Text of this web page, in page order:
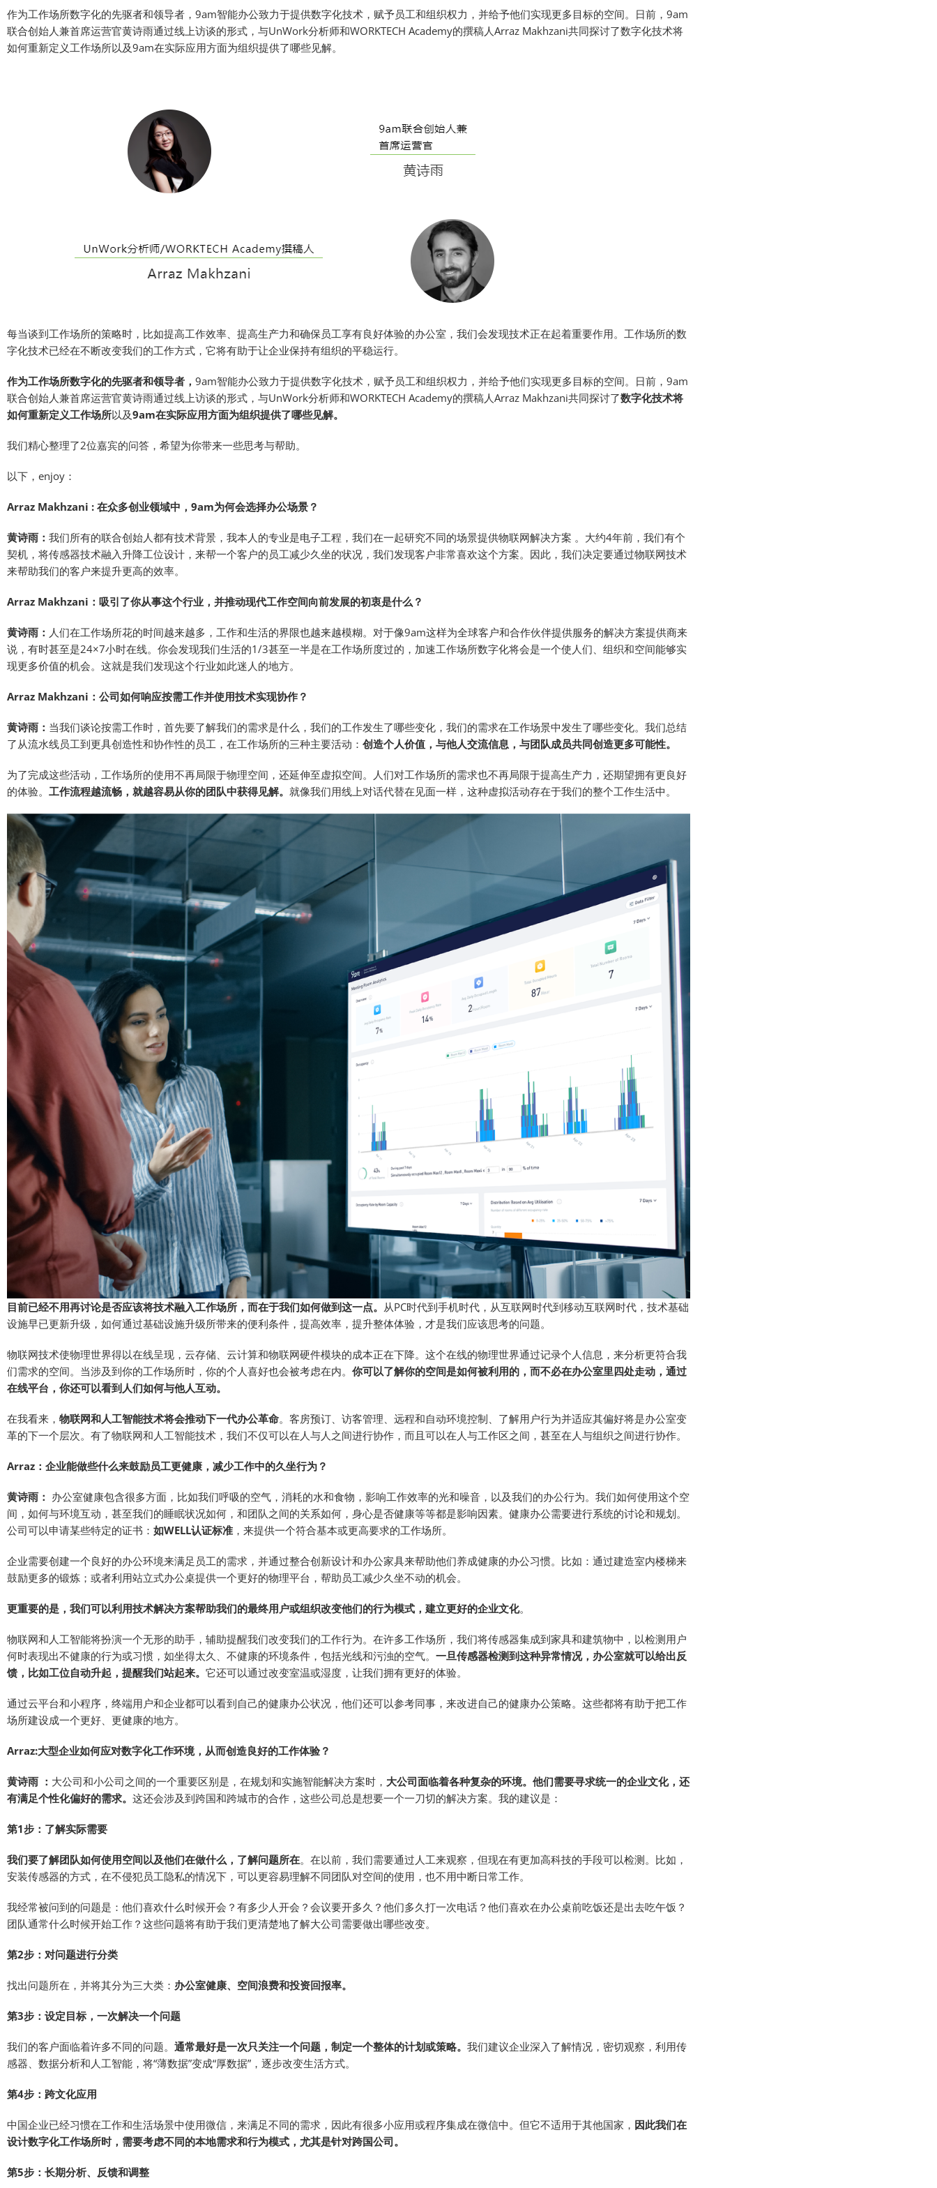
作为工作场所数字化的先驱者和领导者，9am智能办公致力于提供数字化技术，赋予员工和组织权力，并给予他们实现更多目标的空间。日前，9am
联合创始人兼首席运营官黄诗雨通过线上访谈的形式，与UnWork分析师和WORKTECH Academy的撰稿人Arraz Makhzani共同探讨了数字化技术将
如何重新定义工作场所以及9am在实际应用方面为组织提供了哪些见解。
每当谈到工作场所的策略时，比如提高工作效率、提高生产力和确保员工享有良好体验的办公室，我们会发现技术正在起着重要作用。工作场所的数
字化技术已经在不断改变我们的工作方式，它将有助于让企业保持有组织的平稳运行。
作为工作场所数字化的先驱者和领导者， 9am智能办公致力于提供数字化技术，赋予员工和组织权力，并给予他们实现更多目标的空间。日前，9am
联合创始人兼首席运营官黄诗雨通过线上访谈的形式，与UnWork分析师和WORKTECH Academy的撰稿人Arraz Makhzani共同探讨了数字化技术将
如何重新定义工作场所以及9am在实际应用方面为组织提供了哪些见解。
我们精心整理了2位嘉宾的问答，希望为你带来一些思考与帮助。
以下，enjoy：
Arraz Makhzani : 在众多创业领域中，9am为何会选择办公场景？
黄诗雨： 我们所有的联合创始人都有技术背景，我本人的专业是电子工程，我们在一起研究不同的场景提供物联网解决方案 。大约4年前，我们有个
契机，将传感器技术融入升降工位设计，来帮一个客户的员工减少久坐的状况，我们发现客户非常喜欢这个方案。因此，我们决定要通过物联网技术
来帮助我们的客户来提升更高的效率。
Arraz Makhzani：吸引了你从事这个行业，并推动现代工作空间向前发展的初衷是什么？
黄诗雨： 人们在工作场所花的时间越来越多，工作和生活的界限也越来越模糊。对于像9am这样为全球客户和合作伙伴提供服务的解决方案提供商来
说，有时甚至是24×7小时在线。你会发现我们生活的1/3甚至一半是在工作场所度过的，加速工作场所数字化将会是一个使人们、组织和空间能够实
现更多价值的机会。这就是我们发现这个行业如此迷人的地方。
Arraz Makhzani：公司如何响应按需工作并使用技术实现协作？
黄诗雨： 当我们谈论按需工作时，首先要了解我们的需求是什么，我们的工作发生了哪些变化，我们的需求在工作场景中发生了哪些变化。我们总结
了从流水线员工到更具创造性和协作性的员工，在工作场所的三种主要活动： 创造个人价值，与他人交流信息，与团队成员共同创造更多可能性。
为了完成这些活动，工作场所的使用不再局限于物理空间，还延伸至虚拟空间。人们对工作场所的需求也不再局限于提高生产力，还期望拥有更良好
的体验。 工作流程越流畅，就越容易从你的团队中获得见解。 就像我们用线上对话代替在见面一样，这种虚拟活动存在于我们的整个工作生活中。
目前已经不用再讨论是否应该将技术融入工作场所，而在于我们如何做到这一点。 从PC时代到手机时代，从互联网时代到移动互联网时代，技术基础
设施早已更新升级，如何通过基础设施升级所带来的便利条件，提高效率，提升整体体验，才是我们应该思考的问题。
物联网技术使物理世界得以在线呈现，云存储、云计算和物联网硬件模块的成本正在下降。这个在线的物理世界通过记录个人信息，来分析更符合我
们需求的空间。当涉及到你的工作场所时，你的个人喜好也会被考虑在内。 你可以了解你的空间是如何被利用的，而不必在办公室里四处走动，通过
在线平台，你还可以看到人们如何与他人互动。
在我看来， 物联网和人工智能技术将会推动下一代办公革命。客房预订、访客管理、远程和自动环境控制、了解用户行为并适应其偏好将是办公室变
革的下一个层次。有了物联网和人工智能技术，我们不仅可以在人与人之间进行协作，而且可以在人与工作区之间，甚至在人与组织之间进行协作。
Arraz：企业能做些什么来鼓励员工更健康，减少工作中的久坐行为？
黄诗雨： 办公室健康包含很多方面，比如我们呼吸的空气，消耗的水和食物，影响工作效率的光和噪音，以及我们的办公行为。我们如何使用这个空
间，如何与环境互动，甚至我们的睡眠状况如何，和团队之间的关系如何，身心是否健康等等都是影响因素。健康办公需要进行系统的讨论和规划。
公司可以申请某些特定的证书： 如WELL认证标准 ，来提供一个符合基本或更高要求的工作场所。
企业需要创建一个良好的办公环境来满足员工的需求，并通过整合创新设计和办公家具来帮助他们养成健康的办公习惯。比如：通过建造室内楼梯来
鼓励更多的锻炼；或者利用站立式办公桌提供一个更好的物理平台，帮助员工减少久坐不动的机会。
更重要的是，我们可以利用技术解决方案帮助我们的最终用户或组织改变他们的行为模式，建立更好的企业文化。
物联网和人工智能将扮演一个无形的助手，辅助提醒我们改变我们的工作行为。在许多工作场所，我们将传感器集成到家具和建筑物中，以检测用户
何时表现出不健康的行为或习惯，如坐得太久、不健康的环境条件，包括光线和污浊的空气。 一旦传感器检测到这种异常情况，办公室就可以给出反
馈，比如工位自动升起，提醒我们站起来。 它还可以通过改变室温或湿度，让我们拥有更好的体验。
通过云平台和小程序，终端用户和企业都可以看到自己的健康办公状况，他们还可以参考同事，来改进自己的健康办公策略。这些都将有助于把工作
场所建设成一个更好、更健康的地方。
Arraz:大型企业如何应对数字化工作环境，从而创造良好的工作体验？
黄诗雨 ： 大公司和小公司之间的一个重要区别是，在规划和实施智能解决方案时， 大公司面临着各种复杂的环境。他们需要寻求统一的企业文化，还
有满足个性化偏好的需求。 这还会涉及到跨国和跨城市的合作，这些公司总是想要一个一刀切的解决方案。我的建议是：
第1步：了解实际需要
我们要了解团队如何使用空间以及他们在做什么，了解问题所在。在以前，我们需要通过人工来观察，但现在有更加高科技的手段可以检测。比如，
安装传感器的方式，在不侵犯员工隐私的情况下，可以更容易理解不同团队对空间的使用，也不用中断日常工作。
我经常被问到的问题是：他们喜欢什么时候开会？有多少人开会？会议要开多久？他们多久打一次电话？他们喜欢在办公桌前吃饭还是出去吃午饭？
团队通常什么时候开始工作？这些问题将有助于我们更清楚地了解大公司需要做出哪些改变。
第2步：对问题进行分类
找出问题所在，并将其分为三大类： 办公室健康、空间浪费和投资回报率。
第3步：设定目标，一次解决一个问题
我们的客户面临着许多不同的问题。 通常最好是一次只关注一个问题，制定一个整体的计划或策略。 我们建议企业深入了解情况，密切观察，利用传
感器、数据分析和人工智能，将“薄数据”变成“厚数据”，逐步改变生活方式。
第4步：跨文化应用
中国企业已经习惯在工作和生活场景中使用微信，来满足不同的需求，因此有很多小应用或程序集成在微信中。但它不适用于其他国家， 因此我们在
设计数字化工作场所时，需要考虑不同的本地需求和行为模式，尤其是针对跨国公司。
第5步：长期分析、反馈和调整